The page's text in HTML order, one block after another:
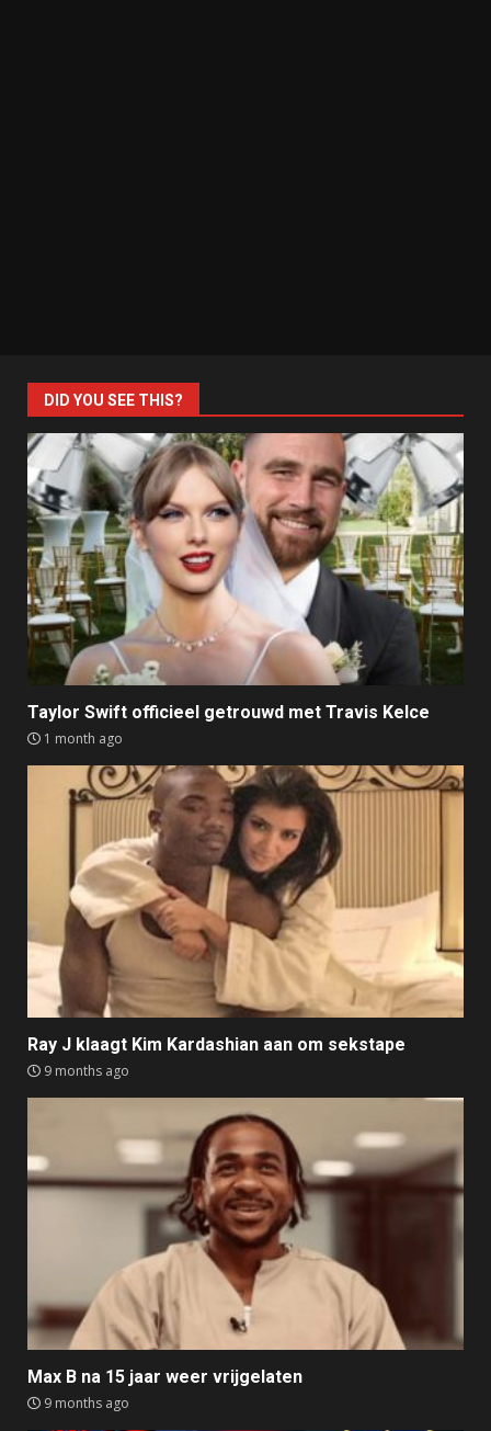
DID YOU SEE THIS?
Taylor Swift officieel getrouwd met Travis Kelce
1 month ago
Ray J klaagt Kim Kardashian aan om sekstape
9 months ago
Max B na 15 jaar weer vrijgelaten
9 months ago